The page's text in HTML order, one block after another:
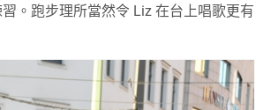
。跑步理所當然令 Liz 在台上唱歌更有